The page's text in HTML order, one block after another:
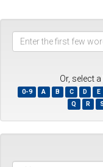
Or, select
0-9 A B C D E
Q
R